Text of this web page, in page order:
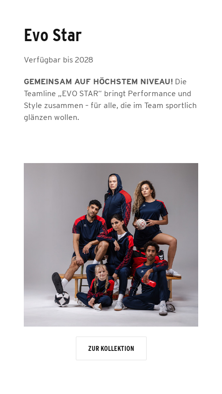
Evo Star
Verfügbar bis 2028
GEMEINSAM AUF HÖCHSTEM NIVEAU! Die
Teamline „EVO STAR“ bringt Performance und
Style zusammen – für alle, die im Team sportlich
glänzen wollen.
ZUR KOLLEKTION